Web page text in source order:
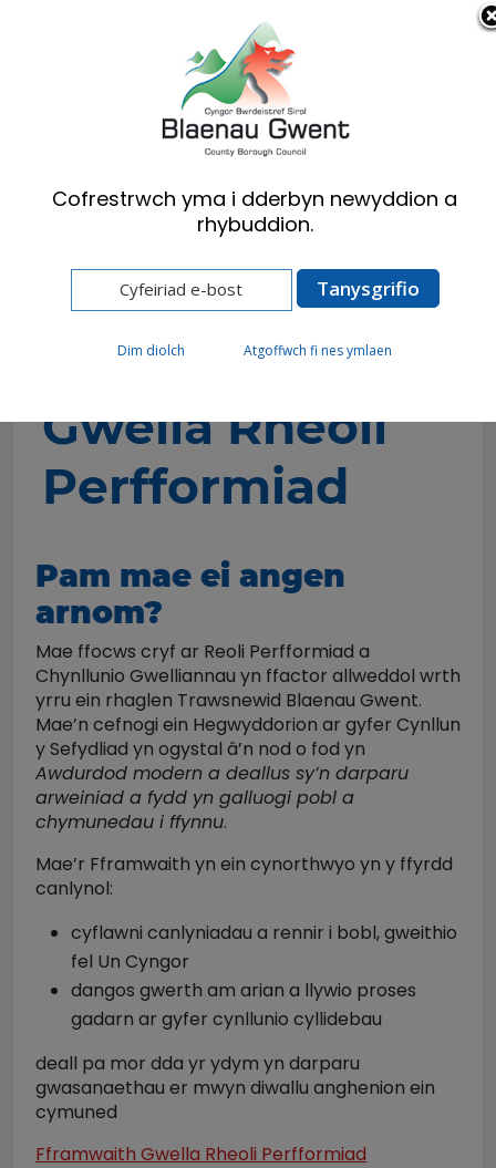
Cymraeg English
Cyngor
Perfformiad
Fframwaith
Gwella Rheoli
Perfformiad
Pam mae ei angen
arnom?
Mae ffocws cryf ar Reoli Perfformiad a
Chynllunio Gwelliannau yn ffactor allweddol wrth
yrru ein rhaglen Trawsnewid Blaenau Gwent.
Mae’n cefnogi ein Hegwyddorion ar gyfer Cynllun
y Sefydliad yn ogystal â’n nod o fod yn
Awdurdod modern a deallus sy’n darparu
arweiniad a fydd yn galluogi pobl a
chymunedau i ffynnu.
Mae’r Fframwaith yn ein cynorthwyo yn y ffyrdd
canlynol:
cyflawni canlyniadau a rennir i bobl, gweithio
fel Un Cyngor
dangos gwerth am arian a llywio proses
gadarn ar gyfer cynllunio cyllidebau
deall pa mor dda yr ydym yn darparu
gwasanaethau er mwyn diwallu anghenion ein
cymuned
Fframwaith Gwella Rheoli Perfformiad
Cofrestrwch yma i dderbyn newyddion a
rhybuddion.
Dim diolch Atgoffwch fi nes ymlaen